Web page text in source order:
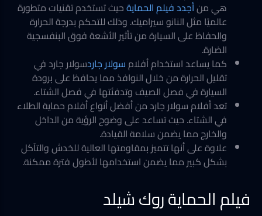
هي منأجدد فيلم الحمايةحيث تستخدم تقنيات متطورة
عالميًا مثل النانو سيراميك. وذلك للتحكم بدرجة الحرارة
والحفاظ على السيارة من تأثير الأشعة فوق البنفسجية
الضارة.
كما يساعد استخدام أفلامسولار جاردسولار جارد في
تقليل الحرارة من خلال النوافذ مما يحافظ على برودة
السيارة في فصل الصيف وتدفئتها في فصل الشتاء.
تعد أفلام سولار جارد من أفضل أنواع أفلام حماية الطلاء
في الشتاء. حيث تساعد على وضوح الرؤية من الداخل
والخارج مما يضمن سلامة القيادة.
علاوة على أنها تتميز بمقاومتها العالية للخدش والتآكل
بشكل كبير مما يضمن استخدامها لأطول فترة ممكنة.
فيلم الحماية روك شيلد